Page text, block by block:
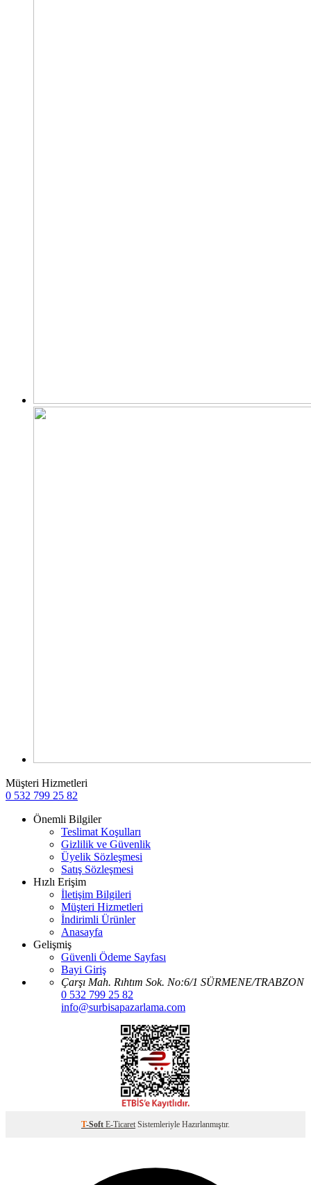
Müşteri Hizmetleri
0 532 799 25 82
Önemli Bilgiler
Teslimat Koşulları
Gizlilik ve Güvenlik
Üyelik Sözleşmesi
Satış Sözleşmesi
Hızlı Erişim
İletişim Bilgileri
Müşteri Hizmetleri
İndirimli Ürünler
Anasayfa
Gelişmiş
Güvenli Ödeme Sayfası
Bayi Giriş
Çarşı Mah. Rıhtım Sok. No:6/1 SÜRMENE/TRABZON
0 532 799 25 82
info@surbisapazarlama.com
T-Soft E-Ticaret Sistemleriyle Hazırlanmıştır.